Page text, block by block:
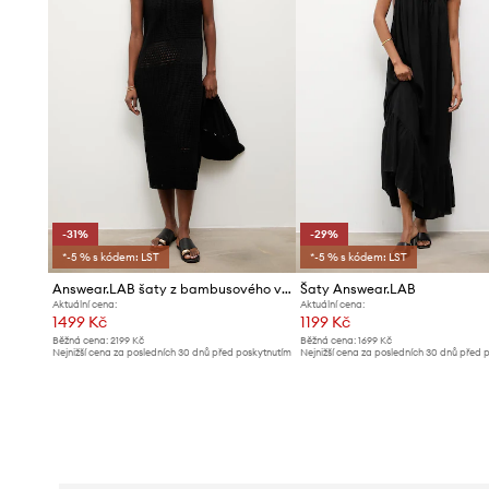
-31%
*-5 % s kódem: LST
Answear.LAB šaty z bambusového vlákna
Aktuální cena:
1499 Kč
Běžná cena: 2199 Kč
Nejnižší cena za posledních 30 dnů před poskytnutím
-29%
*-5 % s kódem: LST
Šaty Answear.LAB
Aktuální cena:
1199 Kč
Běžná cena:1699 Kč
Nejnižší cena za posledních 30 dnů před